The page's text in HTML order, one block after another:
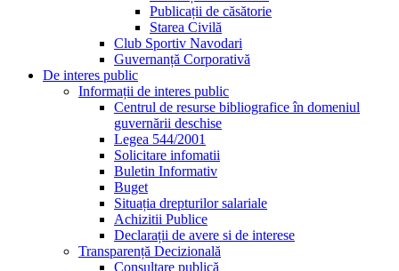
Publicații de căsătorie
Starea Civilă
Club Sportiv Navodari
Guvernanță Corporativă
De interes public
Informații de interes public
Centrul de resurse bibliografice în domeniul
guvernării deschise
Legea 544/2001
Solicitare infomatii
Buletin Informativ
Buget
Situația drepturilor salariale
Achizitii Publice
Declarații de avere si de interese
Transparență Decizională
Consultare publică